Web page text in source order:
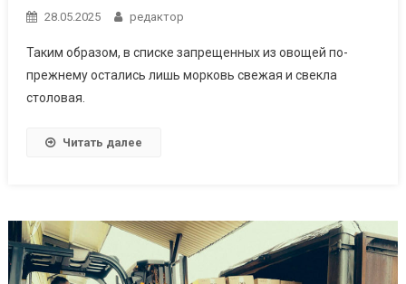
28.05.2025 редактор
Таким образом, в списке запрещенных из овощей по-
прежнему остались лишь морковь свежая и свекла
столовая.
Читать далее